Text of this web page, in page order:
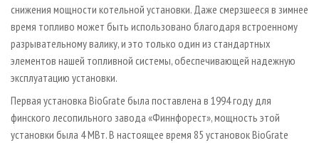
снижения мощности котельной установки. Даже смерзшееся в зимнее
время топливо может быть использовано благодаря встроенному
разрывательному валику, и это только один из стандартных
элементов нашей топливной системы, обеспечивающей надежную
эксплуатацию установки.
Первая установка BioGrate была поставлена в 1994 году для
финского лесопильного завода «Финнфорест», мощность этой
установки была 4 МВт. В настоящее время 85 установок BioGrate